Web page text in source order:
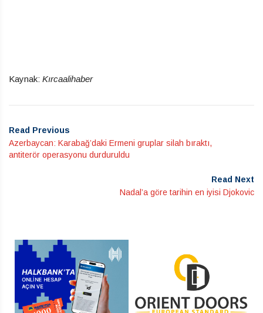
Kaynak: Kırcaalihaber
Read Previous
Azerbaycan: Karabağ’daki Ermeni gruplar silah bıraktı,
antiterör operasyonu durduruldu
Read Next
Nadal’a göre tarihin en iyisi Djokovic